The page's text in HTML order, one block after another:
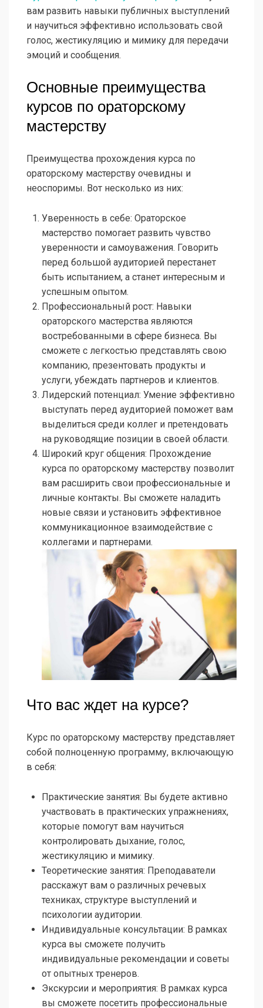
вам развить навыки публичных выступлений
и научиться эффективно использовать свой
голос, жестикуляцию и мимику для передачи
эмоций и сообщения.
Основные преимущества
курсов по ораторскому
мастерству
Преимущества прохождения курса по
ораторскому мастерству очевидны и
неоспоримы. Вот несколько из них:
Уверенность в себе: Ораторское
мастерство помогает развить чувство
уверенности и самоуважения. Говорить
перед большой аудиторией перестанет
быть испытанием, а станет интересным и
успешным опытом.
Профессиональный рост: Навыки
ораторского мастерства являются
востребованными в сфере бизнеса. Вы
сможете с легкостью представлять свою
компанию, презентовать продукты и
услуги, убеждать партнеров и клиентов.
Лидерский потенциал: Умение эффективно
выступать перед аудиторией поможет вам
выделиться среди коллег и претендовать
на руководящие позиции в своей области.
Широкий круг общения: Прохождение
курса по ораторскому мастерству позволит
вам расширить свои профессиональные и
личные контакты. Вы сможете наладить
новые связи и установить эффективное
коммуникационное взаимодействие с
коллегами и партнерами.
Что вас ждет на курсе?
Курс по ораторскому мастерству представляет
собой полноценную программу, включающую
в себя:
Практические занятия: Вы будете активно
участвовать в практических упражнениях,
которые помогут вам научиться
контролировать дыхание, голос,
жестикуляцию и мимику.
Теоретические занятия: Преподаватели
расскажут вам о различных речевых
техниках, структуре выступлений и
психологии аудитории.
Индивидуальные консультации: В рамках
курса вы сможете получить
индивидуальные рекомендации и советы
от опытных тренеров.
Экскурсии и мероприятия: В рамках курса
вы сможете посетить профессиональные